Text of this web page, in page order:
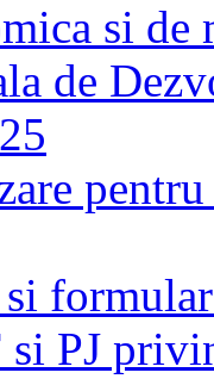
si
de
si
PJ